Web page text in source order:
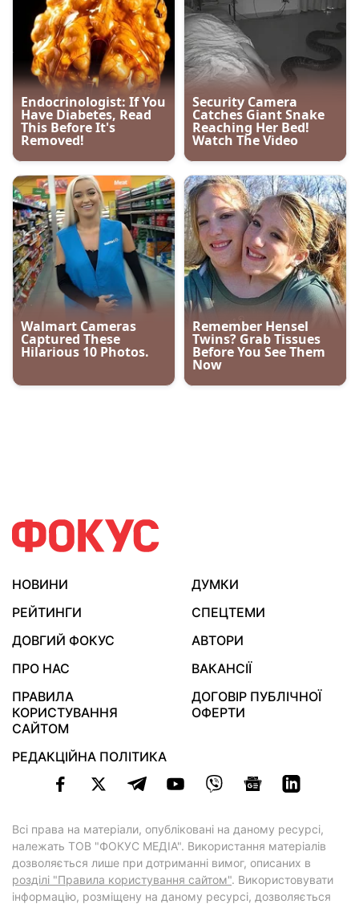
НОВИНИ
ДУМКИ
РЕЙТИНГИ
СПЕЦТЕМИ
ДОВГИЙ ФОКУС
АВТОРИ
ПРО НАС
ВАКАНСІЇ
ПРАВИЛА
КОРИСТУВАННЯ
САЙТОМ
ДОГОВІР ПУБЛІЧНОЇ
ОФЕРТИ
РЕДАКЦІЙНА ПОЛІТИКА
Всі права на матеріали, опубліковані на даному ресурсі,
належать ТОВ "ФОКУС МЕДІА". Використання матеріалів
дозволяється лише при дотриманні вимог, описаних в
розділі "Правила користування сайтом". Використовувати
інформацію, розміщену на даному ресурсі, дозволяється